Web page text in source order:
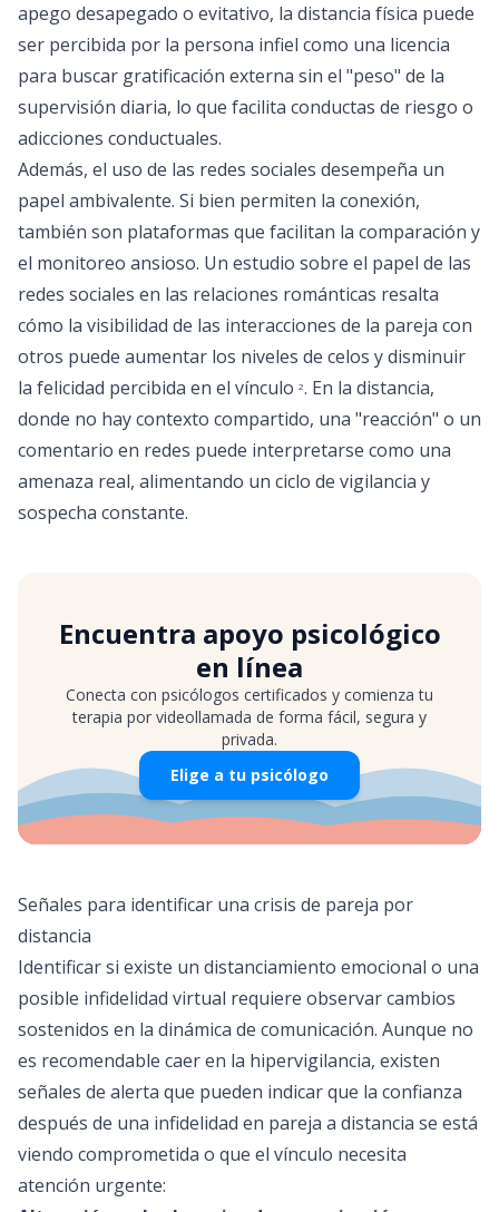
apego desapegado o evitativo, la distancia física puede
ser percibida por la persona infiel como una licencia
para buscar gratificación externa sin el "peso" de la
supervisión diaria, lo que facilita conductas de riesgo o
adicciones conductuales.
Además, el uso de las redes sociales desempeña un
papel ambivalente. Si bien permiten la conexión,
también son plataformas que facilitan la comparación y
el monitoreo ansioso. Un estudio sobre el papel de las
redes sociales en las relaciones románticas resalta
cómo la visibilidad de las interacciones de la pareja con
otros puede aumentar los niveles de celos y disminuir
la felicidad percibida en el vínculo 2. En la distancia,
donde no hay contexto compartido, una "reacción" o un
comentario en redes puede interpretarse como una
amenaza real, alimentando un ciclo de vigilancia y
sospecha constante.
Encuentra apoyo psicológico
en línea
Conecta con psicólogos certificados y comienza tu
terapia por videollamada de forma fácil, segura y
privada.
Elige a tu psicólogo
Señales para identificar una crisis de pareja por
distancia
Identificar si existe un distanciamiento emocional o una
posible infidelidad virtual requiere observar cambios
sostenidos en la dinámica de comunicación. Aunque no
es recomendable caer en la hipervigilancia, existen
señales de alerta que pueden indicar que la confianza
después de una infidelidad en pareja a distancia se está
viendo comprometida o que el vínculo necesita
atención urgente: